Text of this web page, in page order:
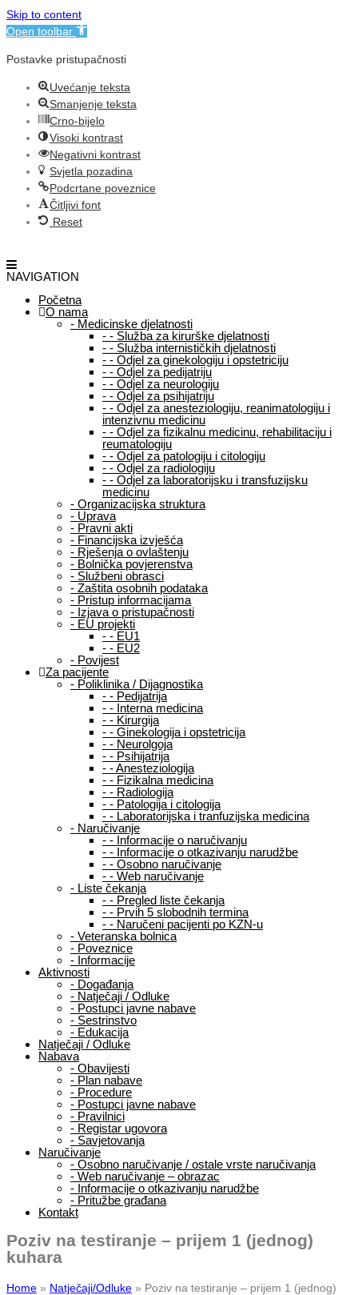
Skip to content
Open toolbar
Postavke pristupačnosti
Uvećanje teksta
Smanjenje teksta
Crno-bijelo
Visoki kontrast
Negativni kontrast
Svjetla pozadina
Podcrtane poveznice
Čitljivi font
Reset
NAVIGATION
Početna
O nama
- Medicinske djelatnosti
- - Služba za kirurške djelatnosti
- - Služba internističkih djelatnosti
- - Odjel za ginekologiju i opstetriciju
- - Odjel za pedijatriju
- - Odjel za neurologiju
- - Odjel za psihijatriju
- - Odjel za anesteziologiju, reanimatologiju i
intenzivnu medicinu
- - Odjel za fizikalnu medicinu, rehabilitaciju i
reumatologiju
- - Odjel za patologiju i citologiju
- - Odjel za radiologiju
- - Odjel za laboratorijsku i transfuzijsku
medicinu
- Organizacijska struktura
- Uprava
- Pravni akti
- Financijska izvješća
- Rješenja o ovlaštenju
- Bolnička povjerenstva
- Službeni obrasci
- Zaštita osobnih podataka
- Pristup informacijama
- Izjava o pristupačnosti
- EU projekti
- - EU1
- - EU2
- Povijest
Za pacijente
- Poliklinika / Dijagnostika
- - Pedijatrija
- - Interna medicina
- - Kirurgija
- - Ginekologija i opstetricija
- - Neurolgoja
- - Psihijatrija
- -Anesteziologija
- - Fizikalna medicina
- - Radiologija
- - Patologija i citologija
- - Laboratorijska i tranfuzijska medicina
- Naručivanje
- - Informacije o naručivanju
- - Informacije o otkazivanju narudžbe
- - Osobno naručivanje
- - Web naručivanje
- Liste čekanja
- - Pregled liste čekanja
- - Prvih 5 slobodnih termina
- - Naručeni pacijenti po KZN-u
- Veteranska bolnica
- Poveznice
- Informacije
Aktivnosti
- Događanja
- Natječaji / Odluke
- Postupci javne nabave
- Sestrinstvo
- Edukacija
Natječaji / Odluke
Nabava
- Obavijesti
- Plan nabave
- Procedure
- Postupci javne nabave
- Pravilnici
- Registar ugovora
- Savjetovanja
Naručivanje
- Osobno naručivanje / ostale vrste naručivanja
- Web naručivanje – obrazac
- Informacije o otkazivanju narudžbe
- Pritužbe građana
Kontakt
Poziv na testiranje – prijem 1 (jednog)
kuhara
Home » Natječaji/Odluke » Poziv na testiranje – prijem 1 (jednog)